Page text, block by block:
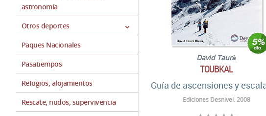
astronomía
Otros deportes
Paques Nacionales
Pasatiempos
Refugios, alojamientos
Rescate, nudos, supervivencia
David Taurà
TOUBKAL
Guía de ascensiones y
Ediciones Desnivel. 2008